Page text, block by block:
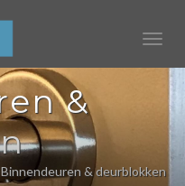
&
Binnendeuren & deurblokken